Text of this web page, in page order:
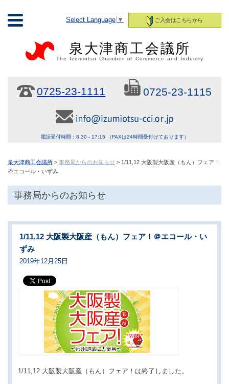
ご入会はこちらから
Select Language ▼
泉大津商工会議所
The Izumiotsu Chamber of Commerce and Industry
0725-23-1111 0725-23-1115
電話受付時間：8:30 - 17:15 （FAXは24時間受付けております）
泉大津商工会議所 > 事務局からのお知らせ > 1/11,12 大阪製大阪産（もん）フェア！
＠エコール・いずみ
事務局からのお知らせ
1/11,12 大阪製大阪産（もん）フェア！＠エコール・い
ずみ
2019年12月25日
1/11,12 大阪製大阪産（もん）フェア！は終了しました。